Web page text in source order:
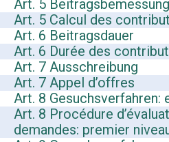
Art. 5 Beitragsbemessung
Art. 5 Calcul des
Art. 6 Beitragsdauer
Art. 6 Durée des
Art. 7 Ausschreibung
Art. 7 Appel d’offres
Art. 8 Gesuchsverfahren:
Art. 8 Procédure
demandes: premier